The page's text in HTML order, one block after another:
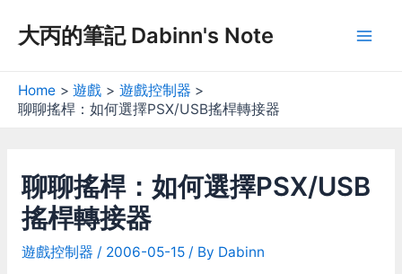
大丙的筆記 Dabinn's Note
Home 遊戲
遊戲控制器
聊聊搖桿：如何選擇PSX/USB搖桿轉接器
聊聊搖桿：如何選擇PSX/USB
搖桿轉接器
遊戲控制器 / 2006-05-15 / By Dabinn